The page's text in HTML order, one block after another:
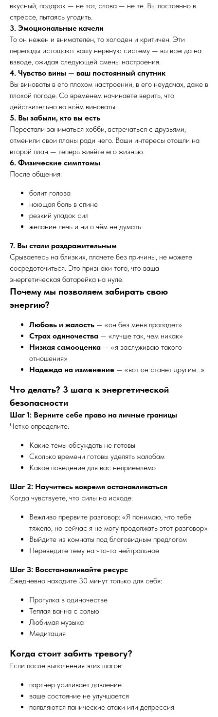
вкусный, подарок — не тот, слова — не те. Вы постоянно в
стрессе, пытаясь угодить.
3. Эмоциональные качели
То он нежен и внимателен, то холоден и критичен. Эти
перепады истощают вашу нервную систему — вы всегда на
взводе, ожидая следующей смены настроения.
4. Чувство вины — ваш постоянный спутник
Вы виноваты в его плохом настроении, в его неудачах, даже в
плохой погоде. Со временем начинаете верить, что
действительно во всём виноваты.
5. Вы забыли, кто вы есть
Перестали заниматься хобби, встречаться с друзьями,
отменили свои планы ради него. Ваши интересы отошли на
второй план — теперь живёте его жизнью.
6. Физические симптомы
После общения:
болит голова
ноющая боль в спине
резкий упадок сил
желание лечь и ни о чём не думать
7. Вы стали раздражительным
Срываетесь на близких, плачете без причины, не можете
сосредоточиться. Это признаки того, что ваша
энергетическая батарейка на нуле.
Почему мы позволяем забирать свою
энергию?
Любовь и жалость — «он без меня пропадет»
Страх одиночества — «лучше так, чем никак»
Низкая самооценка — «я заслуживаю такого
отношения»
Надежда на изменение — «вот он станет другим...»
Что делать? 3 шага к энергетической
безопасности
Шаг 1: Верните себе право на личные границы
Четко определите:
Какие темы обсуждать не готовы
Сколько времени готовы уделять жалобам
Какое поведение для вас неприемлемо
Шаг 2: Научитесь вовремя останавливаться
Когда чувствуете, что силы на исходе:
Вежливо прервите разговор: «Я понимаю, что тебе
тяжело, но сейчас я не могу продолжать этот разговор»
Выйдите из комнаты под благовидным предлогом
Переведите тему на что-то нейтральное
Шаг 3: Восстанавливайте ресурс
Ежедневно находите 30 минут только для себя:
Прогулка в одиночестве
Теплая ванна с солью
Любимая музыка
Медитация
Когда стоит забить тревогу?
Если после выполнения этих шагов:
партнер усиливает давление
ваше состояние не улучшается
появляются панические атаки или депрессия